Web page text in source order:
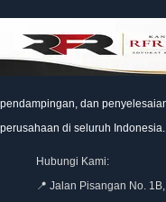
pendampingan, dan
perusahaan di seluruh Indonesia.
Hubungi Kami:
📍 Jalan Pisangan No.